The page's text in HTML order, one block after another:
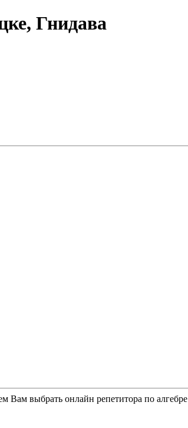
Гнидава
Вам выбрать онлайн репетитора по алгебре